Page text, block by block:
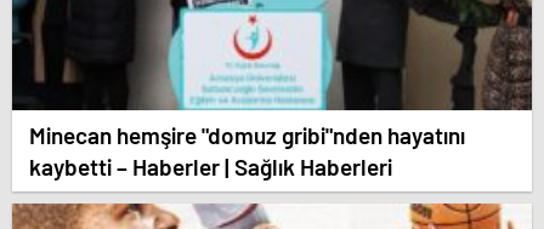
Minecan hemşire "domuz gribi"nden hayatını
kaybetti – Haberler | Sağlık Haberleri